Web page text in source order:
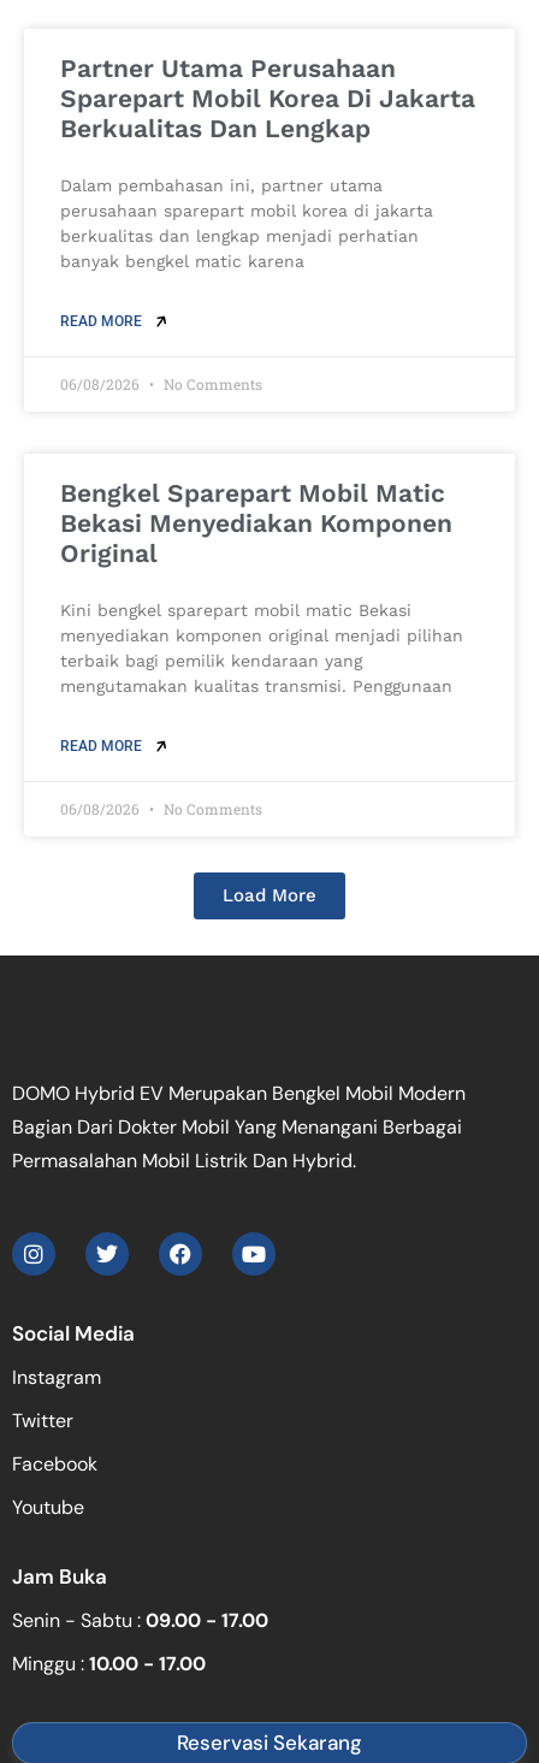
Partner Utama Perusahaan
Sparepart Mobil Korea Di Jakarta
Berkualitas Dan Lengkap
Dalam pembahasan ini, partner utama
perusahaan sparepart mobil korea di jakarta
berkualitas dan lengkap menjadi perhatian
banyak bengkel matic karena
READ MORE
06/08/2026 No Comments
Bengkel Sparepart Mobil Matic
Bekasi Menyediakan Komponen
Original
Kini bengkel sparepart mobil matic Bekasi
menyediakan komponen original menjadi pilihan
terbaik bagi pemilik kendaraan yang
mengutamakan kualitas transmisi. Penggunaan
READ MORE
06/08/2026 No Comments
Load More
DOMO Hybrid EV Merupakan Bengkel Mobil Modern
Bagian Dari Dokter Mobil Yang Menangani Berbagai
Permasalahan Mobil Listrik Dan Hybrid.
Social Media
Instagram
Twitter
Facebook
Youtube
Jam Buka
Senin - Sabtu :09.00 - 17.00
Minggu :10.00 - 17.00
Reservasi Sekarang